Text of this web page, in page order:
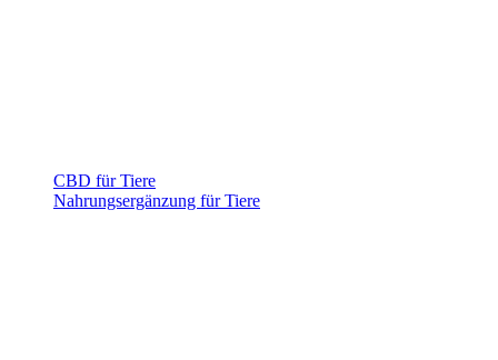
CBD für Tiere
Nahrungsergänzung für Tiere